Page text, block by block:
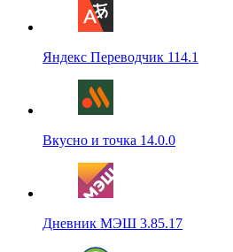
Яндекс Переводчик 114.1
Вкусно и точка 14.0.0
Дневник МЭШ 3.85.17